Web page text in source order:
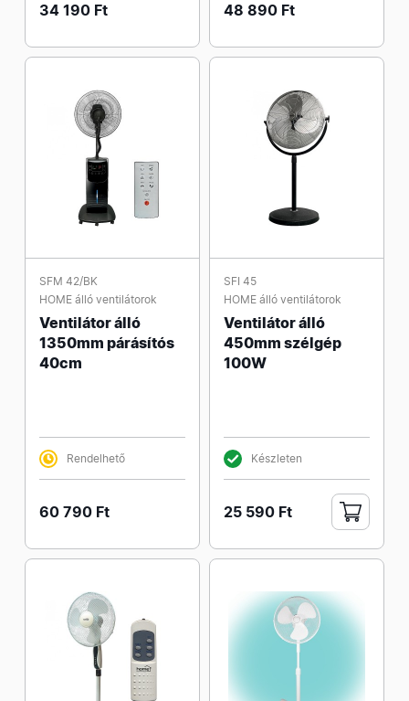
34 190 Ft 48 890 Ft
SFM 42/BK
HOME álló ventilátorok
Ventilátor álló
1350mm párásítós
40cm
Rendelhető
60 790 Ft
SFI 45
HOME álló ventilátorok
Ventilátor álló
450mm szélgép
100W
Készleten
25 590 Ft